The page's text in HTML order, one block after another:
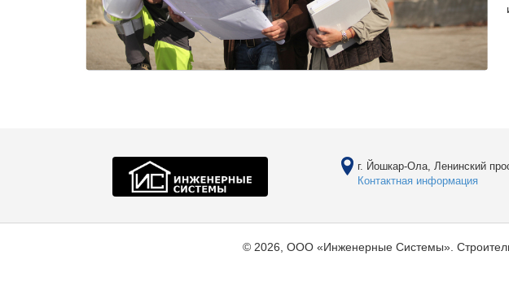
г. Йошкар-Ола, Ленинский
Контактная информация
© 2026, ООО «Инженерные Системы».